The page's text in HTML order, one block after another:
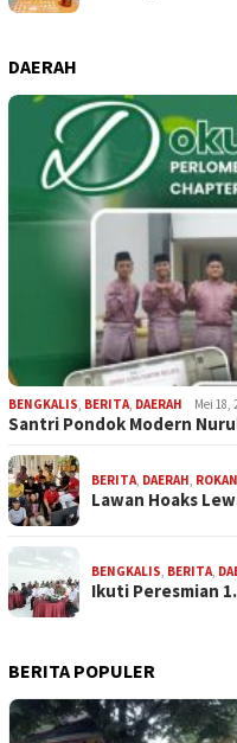
DAERAH
BENGKALIS, BERITA, DAERAH Mei 18,
Santri Pondok Modern
BERITA, DAERAH,
Lawan Hoaks
BENGKALIS, BERITA,
Ikuti Peresmian
BERITA POPULER